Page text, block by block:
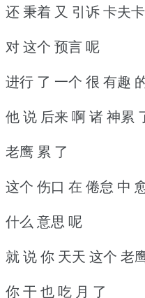
还 秉着 又 引诉 卡夫
对 这个 预言 呢
进行 了 一个 很 有趣
他 说 后来 啊 诸 神累
老鹰 累 了
这个 伤口 在 倦怠 中
什么 意思 呢
就 说 你 天天 这个 老
你 干 也 吃 月 了